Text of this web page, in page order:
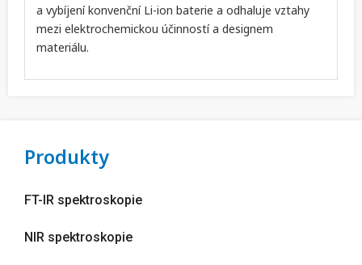
a vybíjení konvenční Li-ion baterie a odhaluje vztahy
mezi elektrochemickou účinností a designem
materiálu.
Produkty
FT-IR spektroskopie
NIR spektroskopie